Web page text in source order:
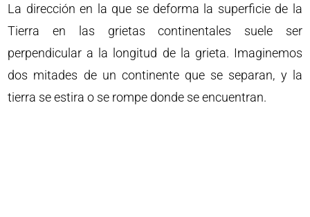
La dirección en la que se deforma la superficie de la
Tierra en las grietas continentales suele ser
perpendicular a la longitud de la grieta. Imaginemos
dos mitades de un continente que se separan, y la
tierra se estira o se rompe donde se encuentran.